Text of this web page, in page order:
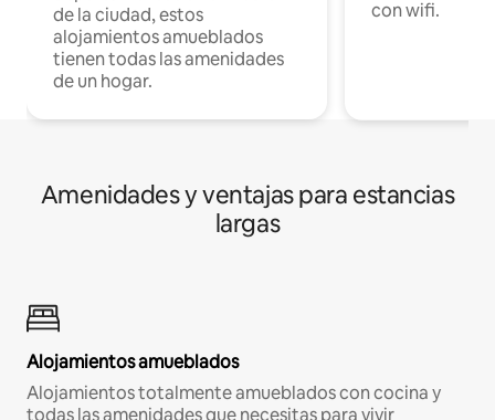
de la ciudad, estos
alojamientos amueblados
tienen todas las amenidades
de un hogar.
con wifi.
Amenidades y ventajas para estancias
largas
Alojamientos amueblados
Alojamientos totalmente amueblados con cocina y